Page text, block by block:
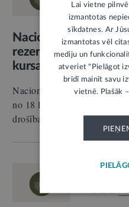
Autors:
Nacionālie bruņotie
rezervistu militārās
kursam
Nacionālie bruņotie spēki
no 18 līdz 60 gadiem sniegt
drošības stiprināšanā,
RELĪZE
Autors:
Lai vietne
izmantotas
sīkdatnes. Ar
izmantotas vēl
mediju un
atveriet "Pielāgot
brīdī mainīt savu
vietnē. Plašāk